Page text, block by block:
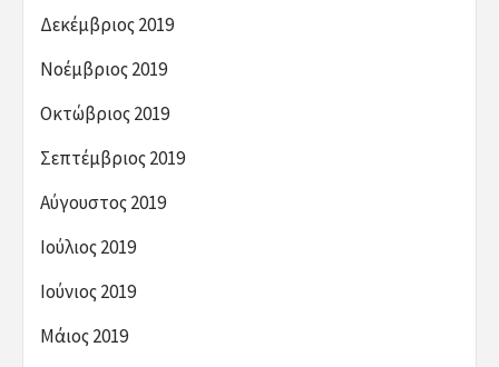
Δεκέμβριος 2019
Νοέμβριος 2019
Οκτώβριος 2019
Σεπτέμβριος 2019
Αύγουστος 2019
Ιούλιος 2019
Ιούνιος 2019
Μάιος 2019